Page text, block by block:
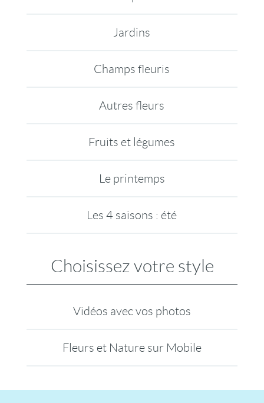
Jardins
Champs fleuris
Autres fleurs
Fruits et légumes
Le printemps
Les 4 saisons : été
Choisissez votre style
Vidéos avec vos photos
Fleurs et Nature sur Mobile